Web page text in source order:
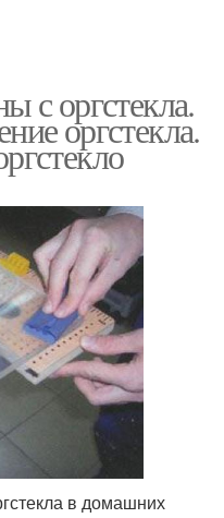
с оргстекла.
оргстекла.
в домашних